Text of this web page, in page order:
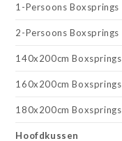
1-Persoons Boxsprings
2-Persoons Boxsprings
140x200cm Boxsprings
160x200cm Boxsprings
180x200cm Boxsprings
Hoofdkussen